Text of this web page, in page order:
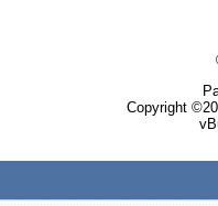
Copyright